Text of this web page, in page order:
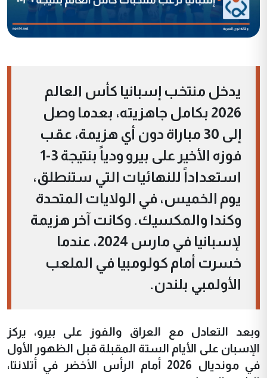
يدخل منتخب إسبانيا كأس العالم
2026 بكامل جاهزيته، بعدما وصل
إلى 30 مباراة دون أي هزيمة، عقب
فوزه الأخير على بيرو ودياً بنتيجة 3-1
استعداداً للنهائيات التي ستنطلق،
يوم الخميس، في الولايات المتحدة
وكندا والمكسيك. وكانت آخر هزيمة
لإسبانيا في مارس 2024، عندما
خسرت أمام كولومبيا في الملعب
الأولمبي بلندن.
وبعد التعادل مع العراق والفوز على بيرو، يركز
الإسبان على الأيام الستة المقبلة قبل الظهور الأول
في مونديال 2026 أمام الرأس الأخضر في أتلانتا،